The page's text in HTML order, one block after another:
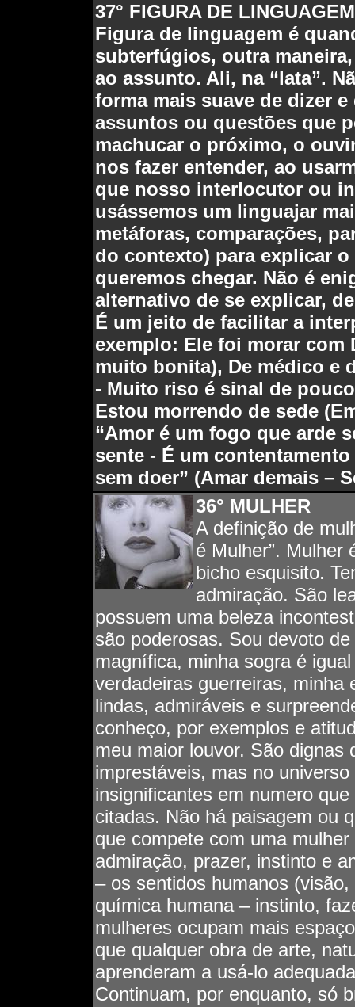
37° FIGURA DE LINGUAGEM
Figura de linguagem é
subterfúgios, outra
ao assunto. Ali, na “lata”.
forma mais suave de dizer
assuntos ou questões que
machucar o próximo, o
nos fazer entender, ao
que nosso interlocutor ou
usássemos um linguajar
metáforas, comparações,
do contexto) para explicar
queremos chegar. Não é
alternativo de se explicar,
É um jeito de facilitar a
exemplo: Ele foi morar com
muito bonita), De médico e
- Muito riso é sinal de
Estou morrendo de sede
“Amor é um fogo que arde
sente - É um
sem doer” (Amar demais –
36° MULHER
A definição de
é Mulher”. Mulher
bicho esquisito.
admiração. São
possuem uma beleza
são poderosas. Sou devoto
magnífica, minha sogra é
verdadeiras guerreiras, minha
lindas, admiráveis e
conheço, por exemplos e
meu maior louvor. São dignas
imprestáveis, mas no
insignificantes em numero
citadas. Não há paisagem ou
que compete com uma
admiração, prazer, instinto e
– os sentidos humanos
química humana – instinto,
mulheres ocupam mais
que qualquer obra de arte,
aprenderam a usá-lo
Continuam, por enquanto, só